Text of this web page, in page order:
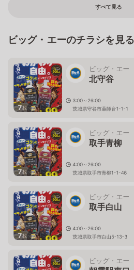
すべて見る
ビッグ・エーのチラシを見る
7枚
ビッグ・エー
北守谷
3:00～26:00
茨城県守谷市薬師台1-1-1
7枚
ビッグ・エー
取手青柳
4:00～26:00
茨城県取手市青柳1-1-46
7枚
ビッグ・エー
取手白山
4:00～26:00
茨城県取手市白山5-13-3
ビッグ・エー